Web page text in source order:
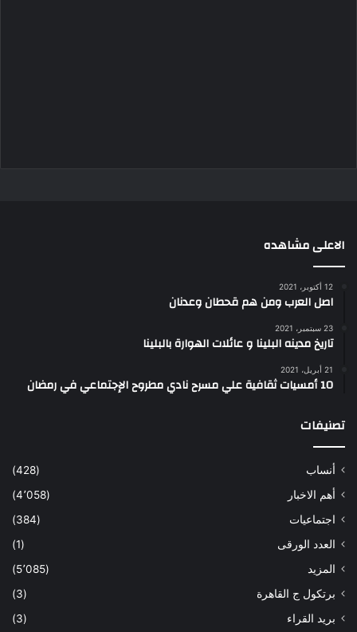
الاعلى مشاهده
12 أكتوبر، 2021
اصل العرب ومن هم قحطان وعدنان
23 سبتمبر، 2021
تاريخ مدينه البلينا و عائلات الهوارة بالبلينا
21 أبريل، 2021
10 أمسيات ثقافية علي مسرح نادي مطروح الإجتماعي في رمضان
تصنيفات
أنساب
(428)
أهم الاخبار
(4٬058)
اجتماعيات
(384)
العدد الورقى
(1)
المزيد
(5٬085)
برتكول ج القاهرة
(3)
بريد القراء
(3)